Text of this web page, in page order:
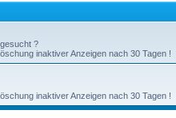
?
inaktiver Anzeigen nach 30 Tagen !
inaktiver Anzeigen nach 30 Tagen !